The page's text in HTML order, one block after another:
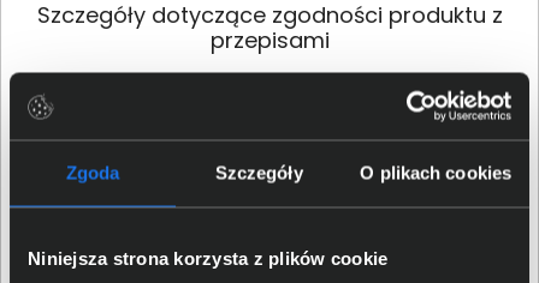
Zgoda Szczegóły O plikach cookies
Niniejsza strona korzysta z plików cookie
Szczegóły dotyczące zgodności produktu z
przepisami
Dane producenta
Logitech Europe S.A.; EPFL -
Quartier de l’Innovation, CH
- 1015 Lausanne, Switzerland
produkt
Logitech Europe S.A.;
Utrecht, The Netherlands;